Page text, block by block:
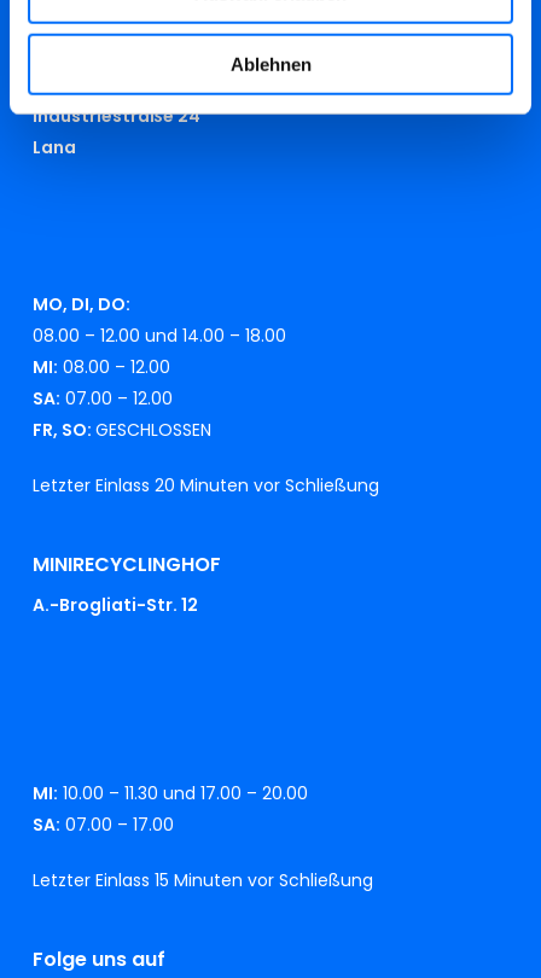
Ablehnen
Industriestraße 24
Lana
MO, DI, DO:
08.00 – 12.00 und 14.00 – 18.00
MI: 08.00 – 12.00
SA: 07.00 – 12.00
FR, SO: GESCHLOSSEN
Letzter Einlass 20 Minuten vor Schließung
MINIRECYCLINGHOF
A.-Brogliati-Str. 12
MI: 10.00 – 11.30 und 17.00 – 20.00
SA: 07.00 – 17.00
Letzter Einlass 15 Minuten vor Schließung
Folge uns auf